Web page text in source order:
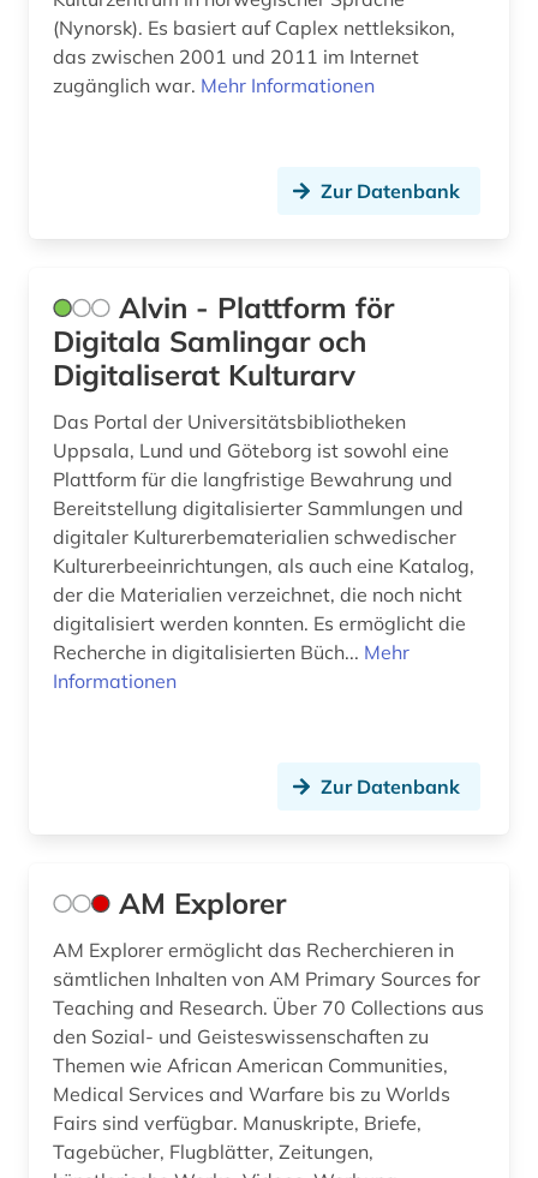
gentechnik (1)
geografie (4)
geographische daten (1)
georg thomas von (1)
germanen (2)
germanische altertumskunde (2)
germanisches nationalmuseum (1)
germanistik (2)
geschichte (77)
geschichte 1000-2000 (1)
geschichte 1025-1150 (1)
geschichte 1600-1900 (1)
geschichte 3350 v.chr.-400 v.chr. (1)
geschichtsschreibung (1)
geschlechterforschung (2)
gesellschaft (2)
gesellschaftswissenschaften (1)
(Nynorsk). Es basiert auf Caplex nettleksikon,
das zwischen 2001 und 2011 im Internet
zugänglich war. Mehr Informationen
Zur Datenbank
Alvin - Plattform för
Digitala Samlingar och
Digitaliserat Kulturarv
Das Portal der Universitätsbibliotheken
Uppsala, Lund und Göteborg ist sowohl eine
Plattform für die langfristige Bewahrung und
Bereitstellung digitalisierter Sammlungen und
digitaler Kulturerbematerialien schwedischer
Kulturerbeeinrichtungen, als auch eine Katalog,
der die Materialien verzeichnet, die noch nicht
digitalisiert werden konnten. Es ermöglicht die
Recherche in digitalisierten Büch... Mehr
Informationen
Zur Datenbank
AM Explorer
AM Explorer ermöglicht das Recherchieren in
sämtlichen Inhalten von AM Primary Sources for
Teaching and Research. Über 70 Collections aus
den Sozial- und Geisteswissenschaften zu
Themen wie African American Communities,
Medical Services and Warfare bis zu Worlds
Fairs sind verfügbar. Manuskripte, Briefe,
Tagebücher, Flugblätter, Zeitungen,